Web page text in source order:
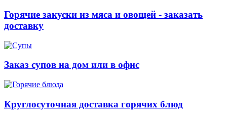
Горячие закуски из мяса и овощей - заказать
доставку
Заказ супов на дом или в офис
Круглосуточная доставка горячих блюд